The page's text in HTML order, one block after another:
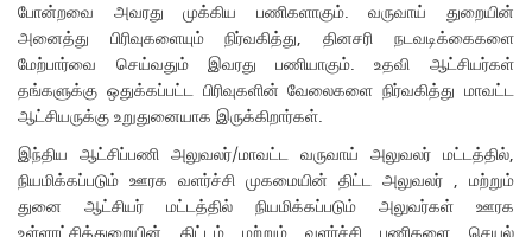
போன்றவை அவரது முக்கிய பணிகளாகும். வருவாய் துறையின்
அனைத்து பிரிவுகளையும் நிர்வகித்து, தினசரி நடவடிக்கைகளை
மேற்பார்வை செய்வதும் இவரது பணியாகும். உதவி ஆட்சியர்கள்
தங்களுக்கு ஒதுக்கப்பட்ட பிரிவுகளின் வேலைகளை நிர்வகித்து மாவட்ட
ஆட்சியருக்கு உறுதுனையாக இருக்கிறார்கள்.
இந்திய ஆட்சிப்பணி அலுவலர்/மாவட்ட வருவாய் அலுவலர் மட்டத்தில்,
நியமிக்கப்படும் ஊரக வளர்ச்சி முகமையின் திட்ட அலுவலர் , மற்றும்
துனை ஆட்சியர் மட்டத்தில் நியமிக்கப்படும் அலுவர்கள் ஊரக